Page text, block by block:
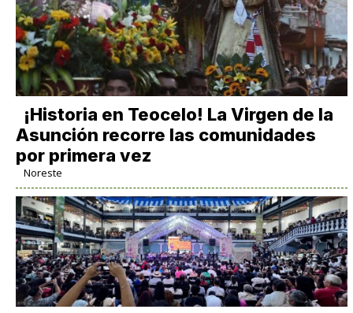
​¡Historia en Teocelo! La Virgen de la
Asunción recorre las comunidades
por primera vez
Noreste